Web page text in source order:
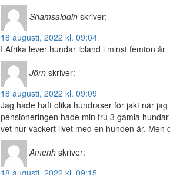
Shamsalddin skriver:
18 augusti, 2022 kl. 09:04
I Afrika lever hundar ibland i minst femton år
Jörn skriver:
18 augusti, 2022 kl. 09:09
Jag hade haft olika hundraser för jakt när
pensioneringen hade min fru 3 gamla
vet hur vackert livet med en hunden är. Men
Amenh skriver: